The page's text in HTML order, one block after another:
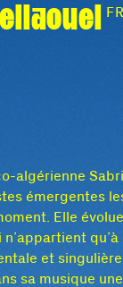
algérienne
émergentes
Elle
qu’à
et
sa musique